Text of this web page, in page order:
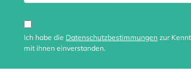
Ich habe die Datenschutzbestimmungen zur
mit ihnen einverstanden.